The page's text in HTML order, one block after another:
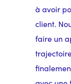
à avoir
client.
faire un